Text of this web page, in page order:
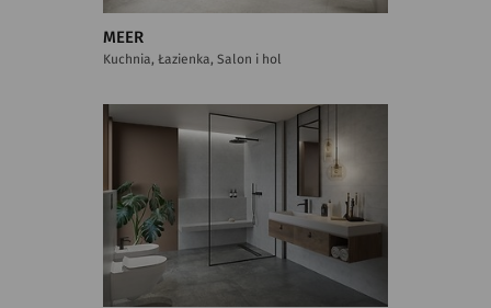
MEER
Kuchnia, Łazienka, Salon i hol